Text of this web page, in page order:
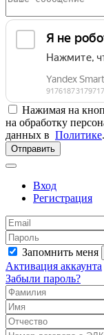
Нажимая на
на обработку
данных в Политике.
Отправить
Вход
Регистрация
Запомнить меня
Активация аккаунта
Забыли пароль?